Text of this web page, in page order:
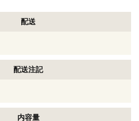
配送
配送注記
内容量